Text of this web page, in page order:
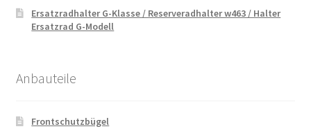
Ersatzradhalter G-Klasse / Reserveradhalter w463 / Halter
Ersatzrad G-Modell
Anbauteile
Frontschutzbügel